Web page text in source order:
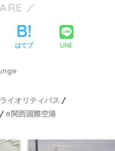
はてブ LINE
イオリティパス
関西国際空港